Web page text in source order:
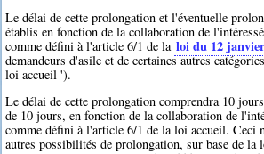
Le délai de cette prolongation et l'éventuelle
établis en fonction de la collaboration de
comme défini à l'article 6/1 de la loi du 12
demandeurs d'asile et de certaines autres
loi accueil ').
Le délai de cette prolongation comprendra 10
de 10 jours, en fonction de la collaboration de
comme défini à l'article 6/1 de la loi accueil. Ceci
autres possibilités de prolongation, sur base de